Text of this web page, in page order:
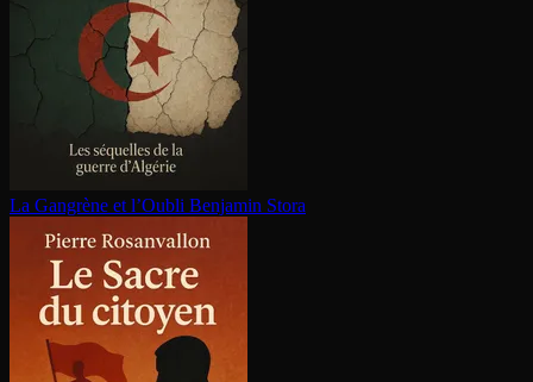
La Gangrène et l’Oubli Benjamin Stora